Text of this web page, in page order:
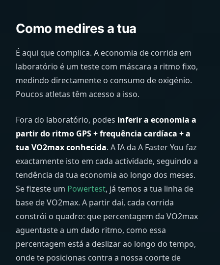
Como medires a tua
É aqui que complica. A economia de corrida em
laboratório é um teste com máscara a ritmo fixo,
medindo directamente o consumo de oxigénio.
Poucos atletas têm acesso a isso.
Fora do laboratório, podes inferir a economia a
partir do ritmo GPS + frequência cardíaca + a
tua VO2max conhecida. A IA da A Faster You faz
exactamente isto em cada actividade, seguindo a
tendência da tua economia ao longo dos meses.
Se fizeste um Powertest, já temos a tua linha de
base de VO2max. A partir daí, cada corrida
constrói o quadro: que percentagem da VO2max
aguentaste a um dado ritmo, como essa
percentagem está a deslizar ao longo do tempo,
onde te posicionas contra a nossa coorte de